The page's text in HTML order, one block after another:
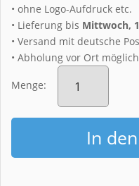
• ohne Logo-Aufdruck etc.
• Lieferung bis Mittwoch,
• Versand mit deutsche
• Abholung vor Ort möglich
Menge:
Fotoabzug
(00229)
auf
dem
Lilienstein
MengeIn